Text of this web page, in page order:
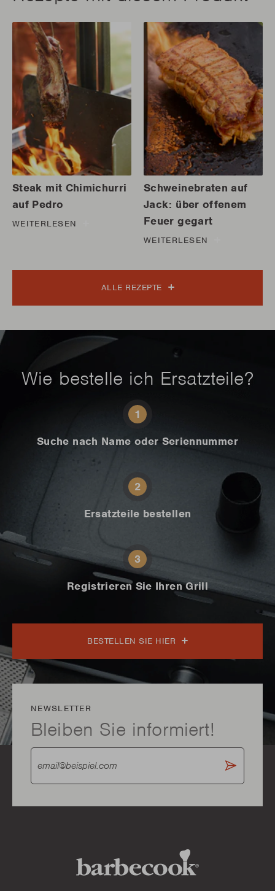
Steak mit Chimichurri
auf Pedro
WEITERLESEN
Schweinebraten auf
Jack: über offenem
Feuer gegart
WEITERLESEN
ALLE REZEPTE
Wie bestelle ich Ersatzteile?
1
Suche nach Name oder Seriennummer
2
Ersatzteile bestellen
3
Registrieren Sie Ihren Grill
BESTELLEN SIE HIER
NEWSLETTER
Bleiben Sie informiert!